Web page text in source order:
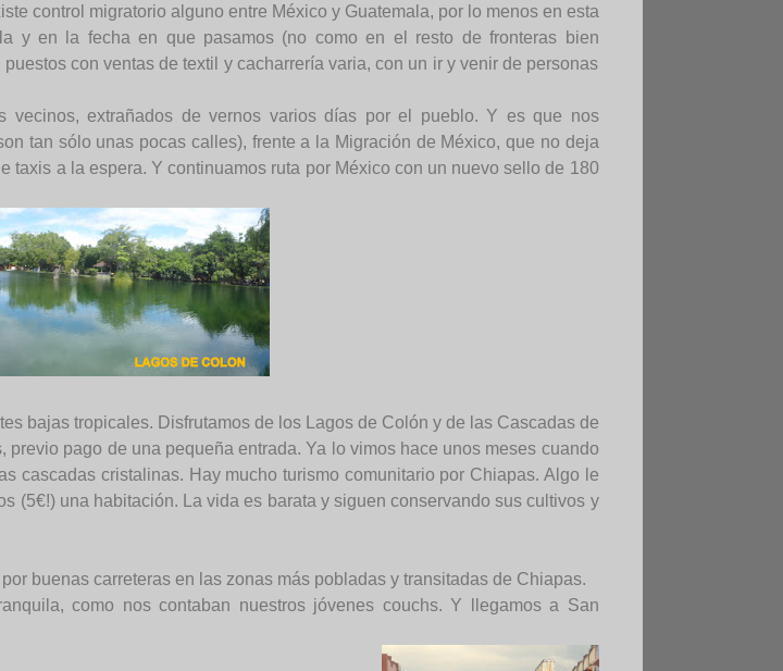
control migratorio alguno entre México y Guatemala, por lo menos en esta
y en la fecha en que pasamos (no como en el resto de fronteras bien
con ventas de textil y cacharrería varia, con un ir y venir de personas
vecinos, extrañados de vernos varios días por el pueblo. Y es que nos
tan sólo unas pocas calles), frente a la Migración de México, que no deja
taxis a la espera. Y continuamos ruta por México con un nuevo sello de 180
bajas tropicales. Disfrutamos de los Lagos de Colón y de las Cascadas de
pago de una pequeña entrada. Ya lo vimos hace unos meses cuando
cascadas cristalinas. Hay mucho turismo comunitario por Chiapas. Algo le
(5€!) una habitación. La vida es barata y siguen conservando sus cultivos y
buenas carreteras en las zonas más pobladas y transitadas de Chiapas.
como nos contaban nuestros jóvenes couchs. Y llegamos a San